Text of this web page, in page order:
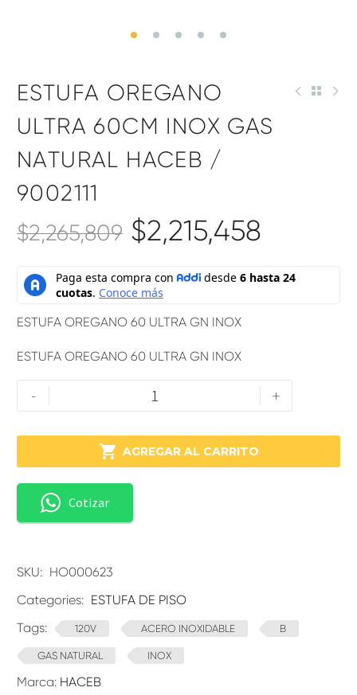
ESTUFA OREGANO
ULTRA 60CM INOX GAS
NATURAL HACEB /
9002111
$2,265,809 $2,215,458
ESTUFA OREGANO 60 ULTRA GN INOX
ESTUFA OREGANO 60 ULTRA GN INOX
- +
 AGREGAR AL CARRITO
Cotizar
SKU: HO000623
Categories: ESTUFA DE PISO
Tags:
120V ACERO INOXIDABLE B
GAS NATURAL INOX
Marca: HACEB